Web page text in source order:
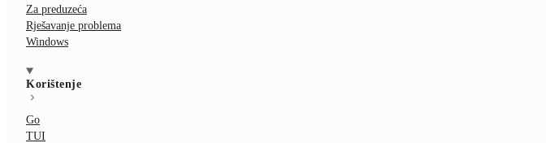
Za preduzeća
Rješavanje problema
Windows
Korištenje
Go
TUI